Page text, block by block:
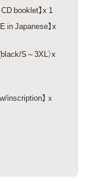
booklet】x 1
in Japanese】x
S～3XL）x
inscription】ｘ